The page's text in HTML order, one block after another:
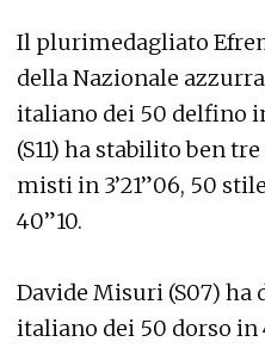
Il plurimedagliato
della Nazionale
italiano dei 50 delfino
(S11) ha stabilito ben
misti in 3’21”06, 50
40”10.
Davide Misuri (S07)
italiano dei 50 dorso in